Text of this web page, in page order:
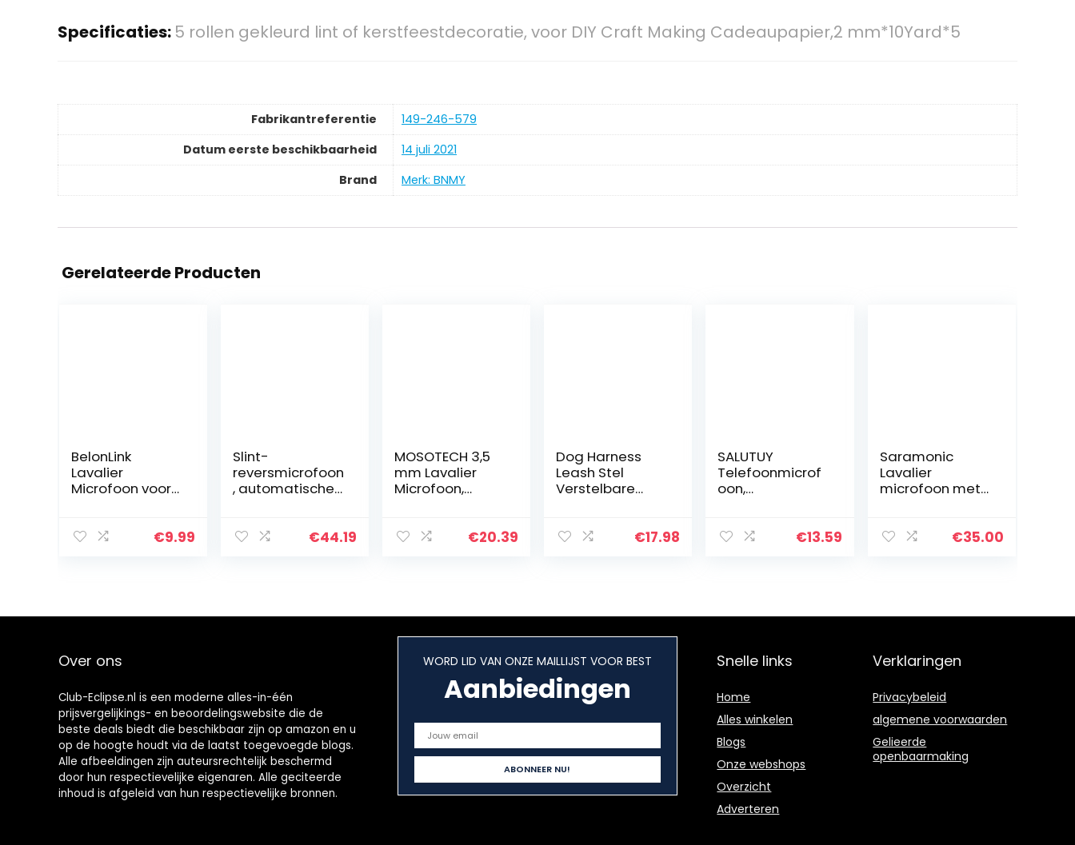
Specificaties: 5 rollen gekleurd lint of kerstfeestdecoratie, voor DIY Craft Making Cadeaupapier,2 mm*10Yard*5
Fabrikantreferentie
149-246-579
Datum eerste beschikbaarheid
14 juli 2021
Brand
Merk: BNMY
Gerelateerde Producten
BelonLink
Lavalier
Microfoon voor
1,5 m mini
€9.99
Slint-
reversmicrofoon
, automatische
lavalier-
€44.19
MOSOTECH 3,5
mm Lavalier
Microfoon,
Microfoon met
Clip-on Mic voor
Smartphones,
Youtube,
Interview,
Podcast
€20.39
Dog Harness
Leash Stel
Verstelbare
Leash Touw met
€17.98
SALUTUY
Telefoonmicrof
oon,
Vervorming €13.59
Saramonic
Lavalier
microfoon met
computers met
€35.00
Over ons
Club-Eclipse.nl is een moderne alles-in-één
prijsvergelijkings- en beoordelingswebsite die de
beste deals biedt die beschikbaar zijn op amazon en u
op de hoogte houdt via de laatst toegevoegde blogs.
Alle afbeeldingen zijn auteursrechtelijk beschermd
door hun respectievelijke eigenaren. Alle geciteerde
inhoud is afgeleid van hun respectievelijke bronnen.
WORD LID VAN ONZE MAILLIJST VOOR BEST
Aanbiedingen
Snelle links
Home
Alles winkelen
Blogs
Onze webshops
Overzicht
Adverteren
Verklaringen
Privacybeleid
algemene voorwaarden
Gelieerde
openbaarmaking